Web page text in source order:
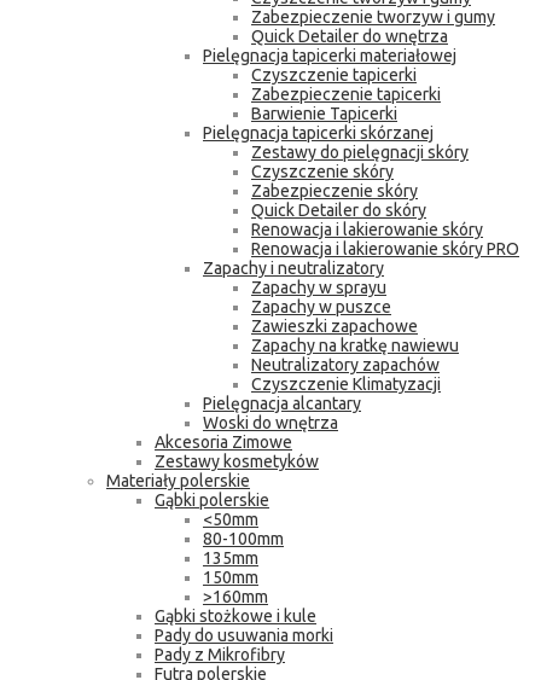
Zabezpieczenie tworzyw i gumy
Quick Detailer do wnętrza
Pielęgnacja tapicerki materiałowej
Czyszczenie tapicerki
Zabezpieczenie tapicerki
Barwienie Tapicerki
Pielęgnacja tapicerki skórzanej
Zestawy do pielęgnacji skóry
Czyszczenie skóry
Zabezpieczenie skóry
Quick Detailer do skóry
Renowacja i lakierowanie skóry
Renowacja i lakierowanie skóry PRO
Zapachy i neutralizatory
Zapachy w sprayu
Zapachy w puszce
Zawieszki zapachowe
Zapachy na kratkę nawiewu
Neutralizatory zapachów
Czyszczenie Klimatyzacji
Pielęgnacja alcantary
Woski do wnętrza
Akcesoria Zimowe
Zestawy kosmetyków
Materiały polerskie
Gąbki polerskie
<50mm
80-100mm
135mm
150mm
>160mm
Gąbki stożkowe i kule
Pady do usuwania morki
Pady z Mikrofibry
Futra polerskie